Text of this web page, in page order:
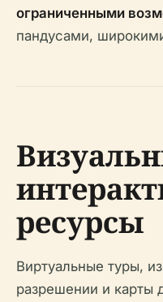
ограниченными
пандусами,
ресурсы
Виртуальные туры,
разрешении и карты